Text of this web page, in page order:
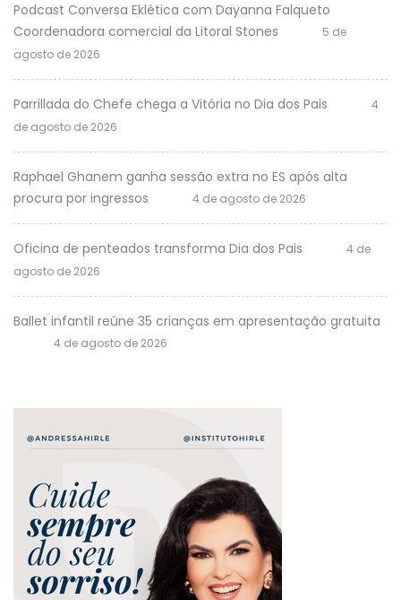
Podcast Conversa Eklética com Dayanna Falqueto
Coordenadora comercial da Litoral Stones
5 de
agosto de 2026
Parrillada do Chefe chega a Vitória no Dia dos Pais
4
de agosto de 2026
Raphael Ghanem ganha sessão extra no ES após alta
procura por ingressos
4 de agosto de 2026
Oficina de penteados transforma Dia dos Pais
4 de
agosto de 2026
Ballet infantil reúne 35 crianças em apresentação gratuita
4 de agosto de 2026